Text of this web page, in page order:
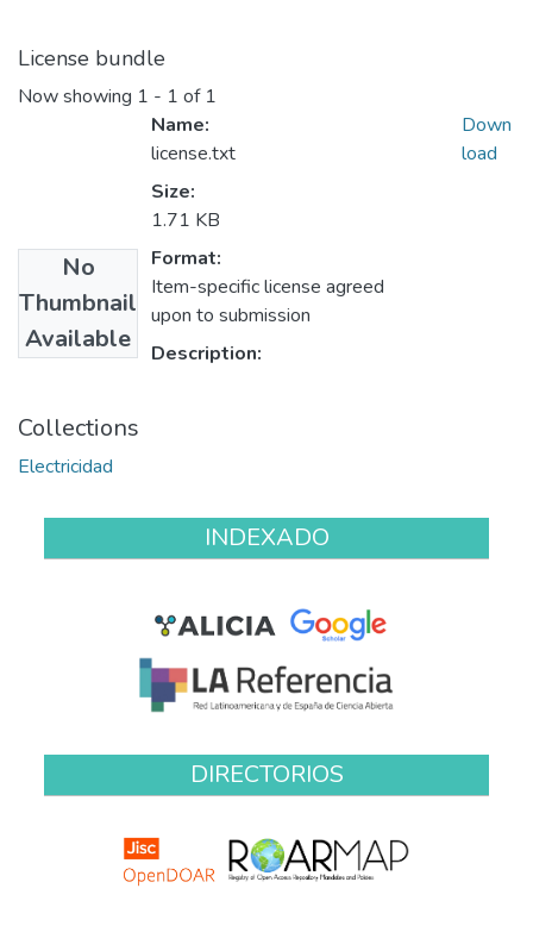
License bundle
Now showing 1 - 1 of 1
No
Thumbnail
Available
Name:
license.txt
Size:
1.71 KB
Format:
Item-specific license agreed
upon to submission
Description:
Down
load
Collections
Electricidad
INDEXADO
DIRECTORIOS